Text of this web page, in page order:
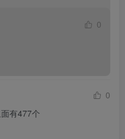
女僕寫真書[80P-11V-839.1M]
视频&ASMR [15V-836MB]
0
0
有477个